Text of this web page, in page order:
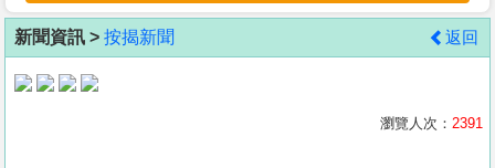
客
地
產
新聞資訊 > 按揭新聞 返回
瀏覽人次： 2391